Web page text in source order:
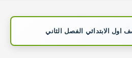
اول الابتدائي الفصل الثاني